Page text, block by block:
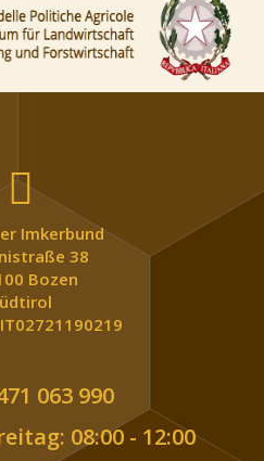
Imkerbund
38
Bozen
063 990
08:00 - 12:00